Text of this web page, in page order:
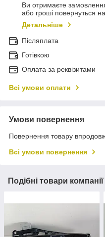
Ви отримаєте
або гроші повернуться
Детальніше
Післяплата
Готівкою
Оплата за реквізитами
Всі умови оплати
Умови повернення
Повернення товару
Всі умови повернення
Подібні товари компанії